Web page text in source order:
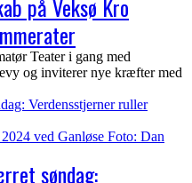
på Veksø Kro
Teater i gang med
og inviterer nye kræfter med
Verdensstjerner ruller
søndag: